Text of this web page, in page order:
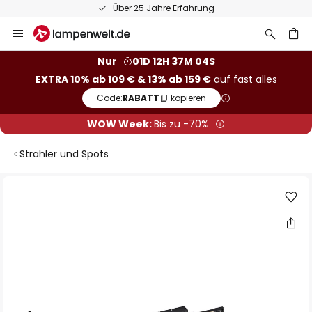
Über 25 Jahre Erfahrung
Inhalt
Nur
01D 12H 37M 03S
EXTRA 10% ab 109 € & 13% ab 159 €auf fast alles
Code:RABATT kopieren
WOW Week:Bis zu -70%
Strahler und Spots